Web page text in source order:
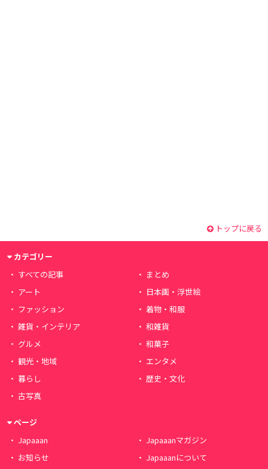
トップに戻る
カテゴリー
すべての記事
まとめ
アート
日本画・浮世絵
ファッション
着物・和服
雑貨・インテリア
和雑貨
グルメ
和菓子
観光・地域
エンタメ
暮らし
歴史・文化
古写真
ページ
Japaaan
Japaaanマガジン
お知らせ
Japaaanについて